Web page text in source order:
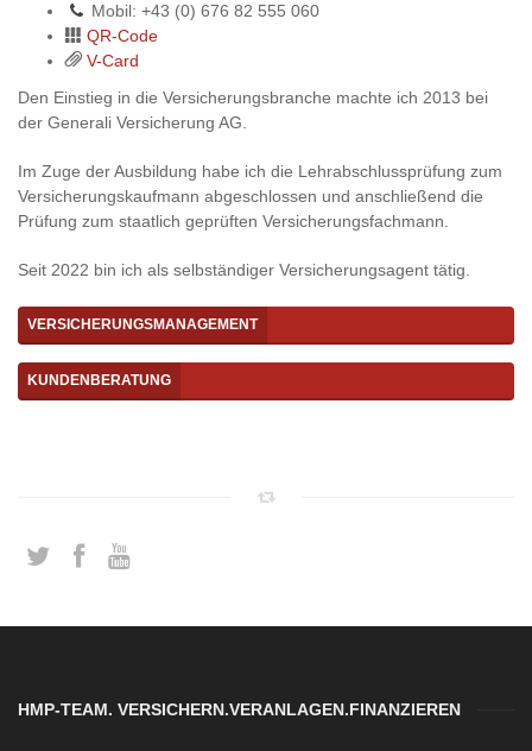
Mobil: +43 (0) 676 82 555 060
QR-Code
V-Card
Den Einstieg in die Versicherungsbranche machte ich 2013 bei
der Generali Versicherung AG.
Im Zuge der Ausbildung habe ich die Lehrabschlussprüfung zum
Versicherungskaufmann abgeschlossen und anschließend die
Prüfung zum staatlich geprüften Versicherungsfachmann.
Seit 2022 bin ich als selbständiger Versicherungsagent tätig.
VERSICHERUNGSMANAGEMENT
KUNDENBERATUNG
HMP-TEAM. VERSICHERN.VERANLAGEN.FINANZIEREN